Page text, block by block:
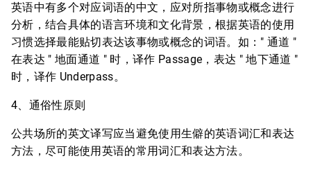
英语中有多个对应词语的中文，应对所指事物或概念进行
分析，结合具体的语言环境和文化背景，根据英语的使用
习惯选择最能贴切表达该事物或概念的词语。如：" 通道 "
在表达 " 地面通道 " 时，译作 Passage，表达 " 地下通道 "
时，译作 Underpass。
4、通俗性原则
公共场所的英文译写应当避免使用生僻的英语词汇和表达
方法，尽可能使用英语的常用词汇和表达方法。